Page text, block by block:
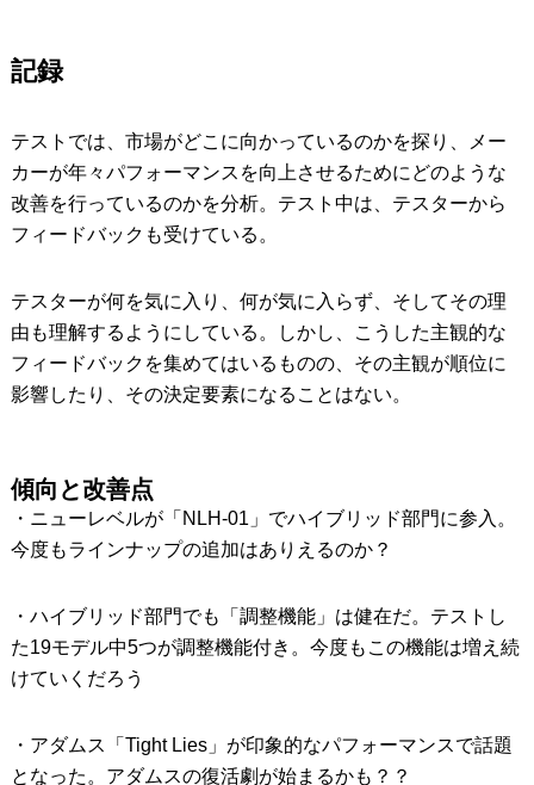
記録
テストでは、市場がどこに向かっているのかを探り、メー
カーが年々パフォーマンスを向上させるためにどのような
改善を行っているのかを分析。テスト中は、テスターから
フィードバックも受けている。
テスターが何を気に入り、何が気に入らず、そしてその理
由も理解するようにしている。しかし、こうした主観的な
フィードバックを集めてはいるものの、その主観が順位に
影響したり、その決定要素になることはない。
傾向と改善点
・ニューレベルが「NLH-01」でハイブリッド部門に参入。
今度もラインナップの追加はありえるのか？
・ハイブリッド部門でも「調整機能」は健在だ。テストし
た19モデル中5つが調整機能付き。今度もこの機能は増え続
けていくだろう
・アダムス「Tight Lies」が印象的なパフォーマンスで話題
となった。アダムスの復活劇が始まるかも？？